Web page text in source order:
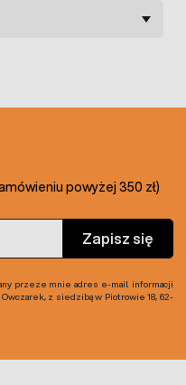
powyżej 350 zł)
Zapisz się
przeze mnie adres e-mail informacji
z siedzibą w Piotrowie 18, 62-